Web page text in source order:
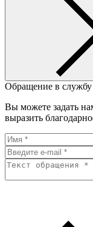
Обращение в
Вы можете задать
выразить